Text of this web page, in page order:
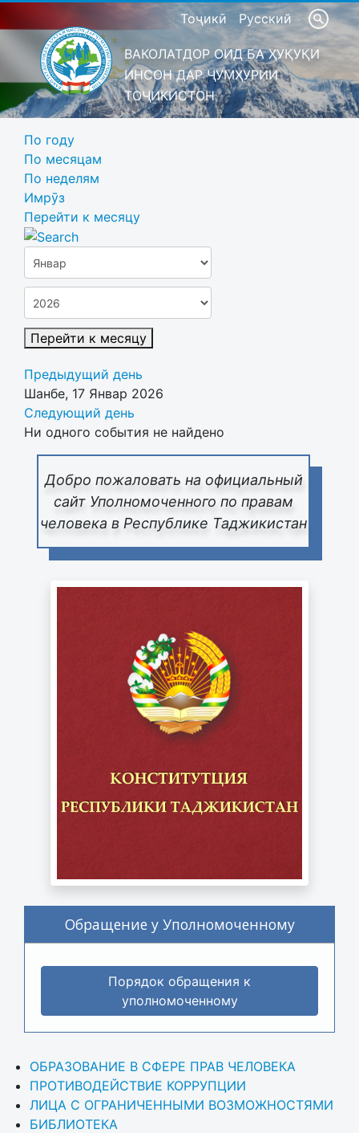
Тоҷикӣ Русский
ВАКОЛАТДОР ОИД БА ҲУҚУҚИ
ИНСОН ДАР ҶУМҲУРИИ
ТОҶИКИСТОН
Добро пожаловать на официальный
сайт Уполномоченного по правам
человека в Республике Таджикистан
Обращение у Уполномоченному
Порядок обращения к
уполномоченному
ОБРАЗОВАНИЕ В СФЕРЕ ПРАВ ЧЕЛОВЕКА
ПРОТИВОДЕЙСТВИЕ КОРРУПЦИИ
ЛИЦА С ОГРАНИЧЕННЫМИ ВОЗМОЖНОСТЯМИ
БИБЛИОТЕКА
По году
По месяцам
По неделям
Имрӯз
Перейти к месяцу
Перейти к месяцу
Предыдущий день
Шанбе, 17 Январ 2026
Следующий день
Ни одного события не найдено